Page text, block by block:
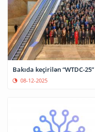
Bakıda keçirilən “WTDC-
08-12-2025